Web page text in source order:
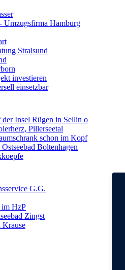
Umzugsfirma Hamburg
Stralsund
investieren
einsetzbar
der Insel Rügen in Sellin o
Pillerseetal
schon im Kopf
Boltenhagen
G.G.
im HzP
Zingst
Krause